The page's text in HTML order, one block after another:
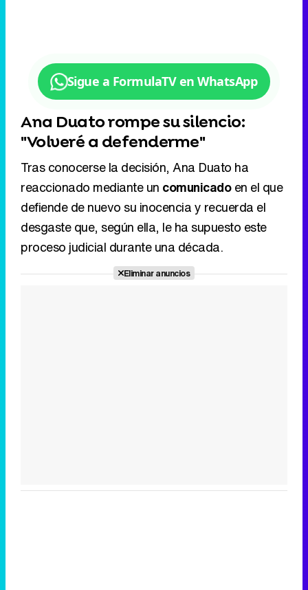
Sigue a FormulaTV en WhatsApp
Ana Duato rompe su silencio:
"Volveré a defenderme"
Tras conocerse la decisión, Ana Duato ha
reaccionado mediante un comunicadoen el que
defiende de nuevo su inocencia y recuerda el
desgaste que, según ella, le ha supuesto este
proceso judicial durante una década.
Eliminar anuncios